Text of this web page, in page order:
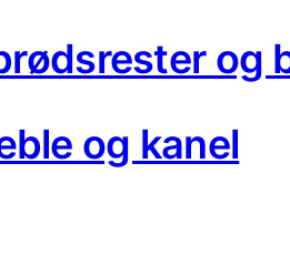
og
og kanel